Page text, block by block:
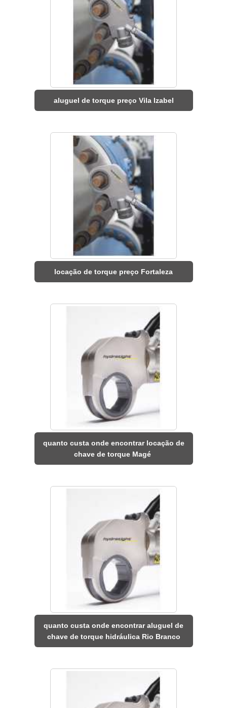
aluguel de torque preço Vila Izabel
locação de torque preço Fortaleza
quanto custa onde encontrar locação de
chave de torque Magé
quanto custa onde encontrar aluguel de
chave de torque hidráulica Rio Branco